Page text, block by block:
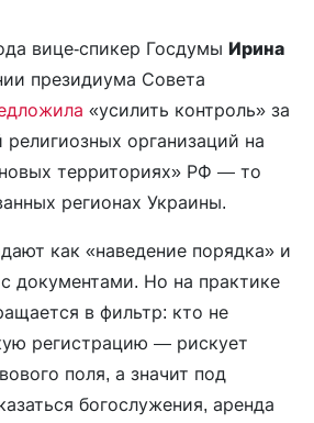
вице-спикер Госдумы Ирина
президиума Совета
«усилить контроль» за
религиозных организаций на
территориях» РФ — то
регионах Украины.
как «наведение порядка» и
документами. Но на практике
в фильтр: кто не
регистрацию — рискует
поля, а значит под
богослужения, аренда